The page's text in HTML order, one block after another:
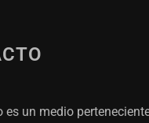
es un medio